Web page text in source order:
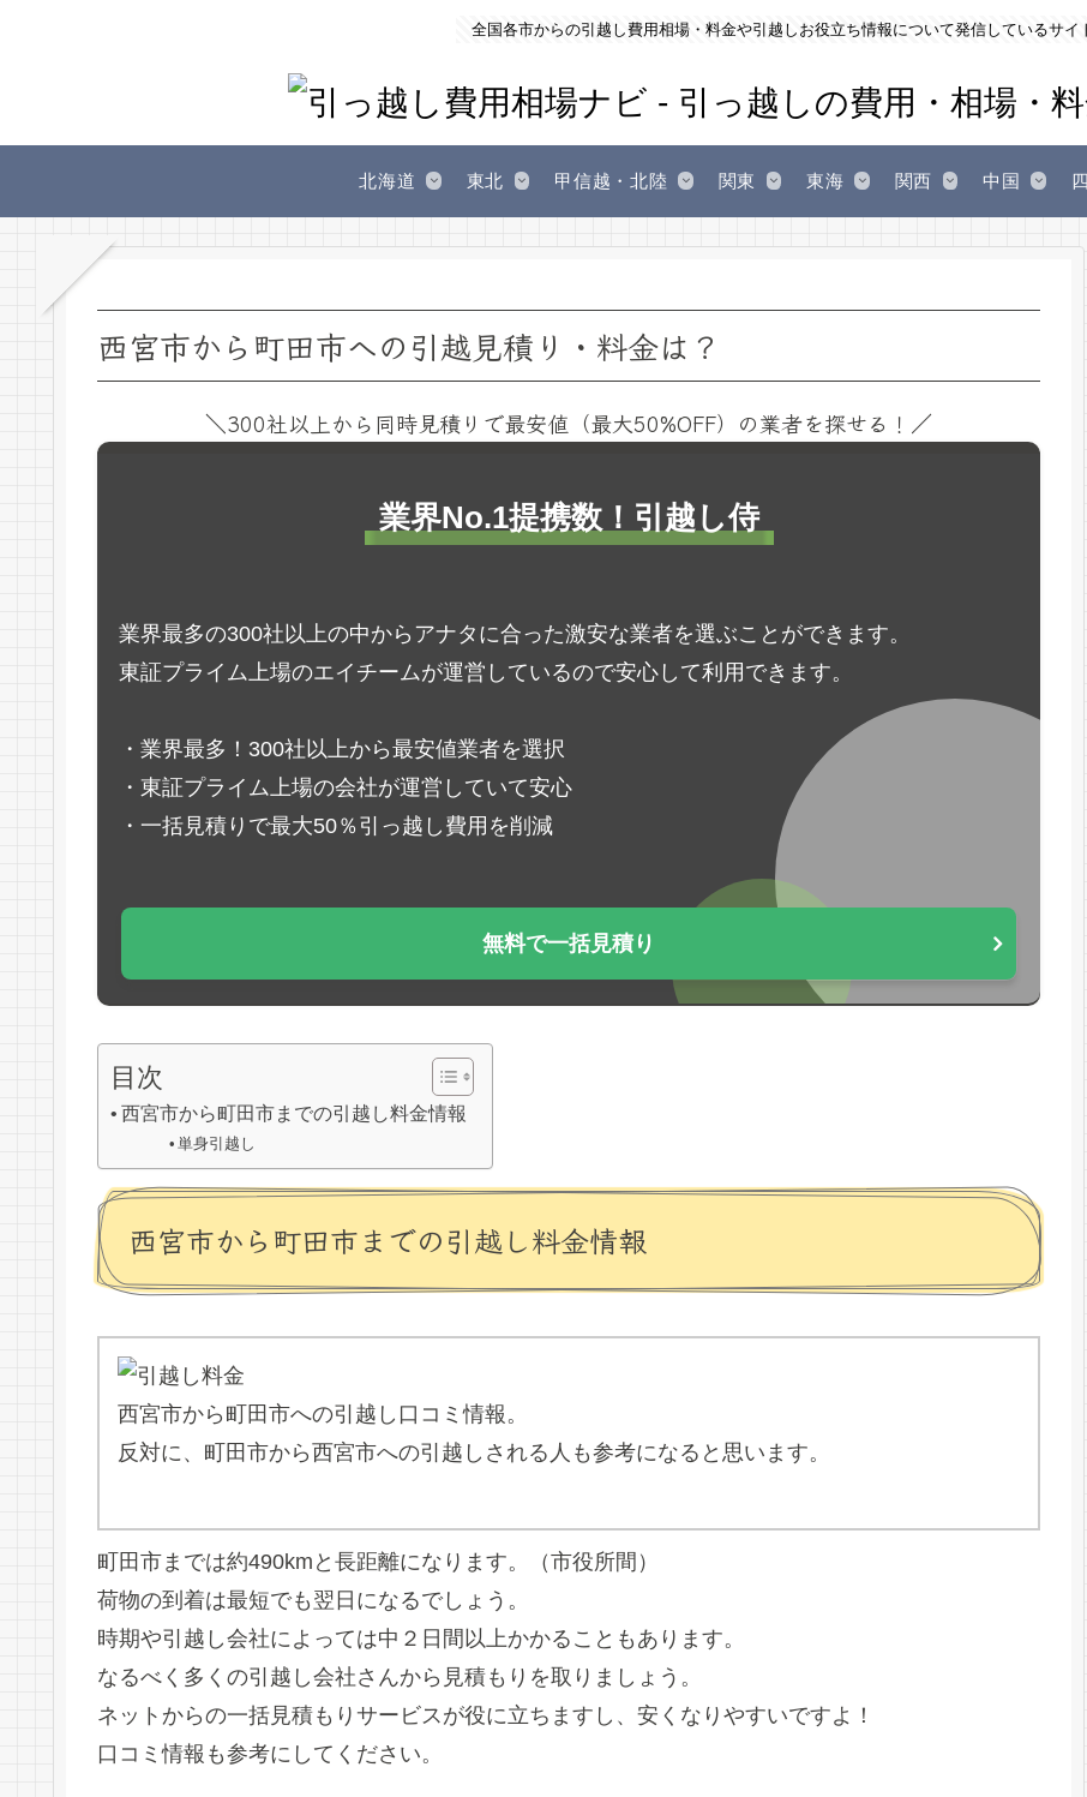
全国各市からの引越し費用相場・料金や引越しお役立ち情報について発信しているサイ
北海道 東北 甲信越・北陸 関東 東海 関西 中国
西宮市から町田市への引越見積り・料金は？
＼300社以上から同時見積りで最安値（最大50%OFF）の業者を探せる！／
業界No.1提携数！引越し侍
業界最多の300社以上の中からアナタに合った激安な業者を選ぶことができます。
東証プライム上場のエイチームが運営しているので安心して利用できます。
・業界最多！300社以上から最安値業者を選択
・東証プライム上場の会社が運営していて安心
・一括見積りで最大50％引っ越し費用を削減
無料で一括見積り
目次
西宮市から町田市までの引越し料金情報
単身引越し
西宮市から町田市までの引越し料金情報
西宮市から町田市への引越し口コミ情報。
反対に、町田市から西宮市への引越しされる人も参考になると思います。
町田市までは約490kmと長距離になります。（市役所間）
荷物の到着は最短でも翌日になるでしょう。
時期や引越し会社によっては中２日間以上かかることもあります。
なるべく多くの引越し会社さんから見積もりを取りましょう。
ネットからの一括見積もりサービスが役に立ちますし、安くなりやすいですよ！
口コミ情報も参考にしてください。